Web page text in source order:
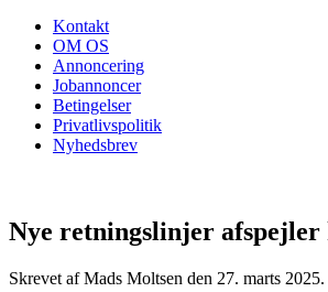
Kontakt
OM OS
Annoncering
Jobannoncer
Betingelser
Privatlivspolitik
Nyhedsbrev
Nye retningslinjer
Skrevet af Mads Moltsen den 27. marts 2025.